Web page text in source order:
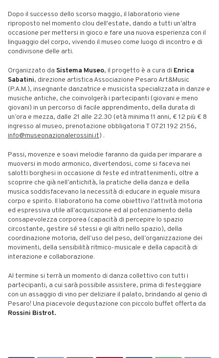
Dopo il successo dello scorso maggio, il laboratorio viene
riproposto nel momento clou dell'estate, dando a tutti un’altra
occasione per mettersi in gioco e fare una nuova esperienza con il
linguaggio del corpo, vivendo il museo come luogo di incontro e di
condivisone delle arti.
Organizzato da Sistema Museo, il progetto è a cura di Enrica
Sabatini, direzione artistica Associazione Pesaro Art&Music
(P.A.M.), insegnante danzatrice e musicista specializzata in danze e
musiche antiche, che coinvolgerà i partecipanti (giovani e meno
giovani) in un percorso di facile apprendimento, della durata di
un’ora e mezza, dalle 21 alle 22.30 (età minima 11 anni, € 12 più € 8
ingresso al museo, prenotazione obbligatoria T 0721 192 2156,
info@museonazionalerossini.it) .
Passi, movenze e soavi melodie faranno da guida per imparare a
muoversi in modo armonico, divertendosi, come si faceva nei
salotti borghesi in occasione di feste ed intrattenimenti, oltre a
scoprire che già nell’antichità, la pratiche della danza e della
musica soddisfacevano la necessità di educare in eguale misura
corpo e spirito. Il laboratorio ha come obiettivo l’attività motoria
ed espressiva utile all’acquisizione ed al potenziamento della
consapevolezza corporea (capacità di percepire lo spazio
circostante, gestire sé stessi e gli altri nello spazio), della
coordinazione motoria, dell’uso del peso, dell’organizzazione dei
movimenti, della sensibilità ritmico-musicale e della capacità di
interazione e collaborazione.
Al termine si terrà un momento di danza collettivo con tutti i
partecipanti, a cui sarà possibile assistere, prima di festeggiare
con un assaggio di vino per deliziare il palato, brindando al genio di
Pesaro! Una piacevole degustazione con piccolo buffet offerta da
Rossini Bistrot.